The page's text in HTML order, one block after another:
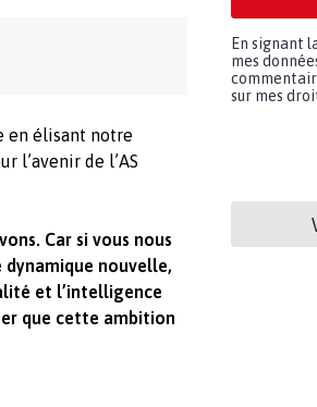
en élisant notre
l’avenir de l’AS
Car si vous nous
dynamique nouvelle,
et l’intelligence
que cette ambition
En signant
mes
sur mes